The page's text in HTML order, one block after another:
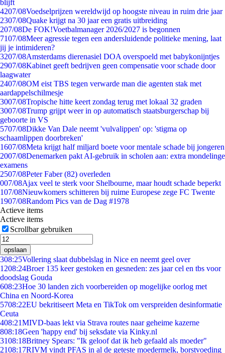
blijft
4207/08Voedselprijzen wereldwijd op hoogste niveau in ruim drie jaar
2307/08Quake krijgt na 30 jaar een gratis uitbreiding
207/08De FOK!Voetbalmanager 2026/2027 is begonnen
7107/08Meer agressie tegen een andersluidende politieke mening, laat
jij je intimideren?
3207/08Amsterdams dierenasiel DOA overspoeld met babykonijntjes
2907/08Kabinet geeft bedrijven geen compensatie voor schade door
laagwater
2407/08OM eist TBS tegen verwarde man die agenten stak met
aardappelschilmesje
3007/08Tropische hitte keert zondag terug met lokaal 32 graden
3007/08Trump grijpt weer in op automatisch staatsburgerschap bij
geboorte in VS
5707/08Dikke Van Dale neemt 'vulvalippen' op: 'stigma op
schaamlippen doorbreken'
1607/08Meta krijgt half miljard boete voor mentale schade bij jongeren
2007/08Denemarken pakt AI-gebruik in scholen aan: extra mondelinge
examens
2507/08Peter Faber (82) overleden
007/08Ajax veel te sterk voor Shelbourne, maar houdt schade beperkt
107/08Nieuwkomers schitteren bij ruime Europese zege FC Twente
1907/08Random Pics van de Dag #1978
Actieve items
Actieve items
Scrollbar gebruiken
opslaan
308:25Vollering slaat dubbelslag in Nice en neemt geel over
1208:24Broer 135 keer gestoken en gesneden: zes jaar cel en tbs voor
doodslag Gouda
608:23Hoe 30 landen zich voorbereiden op mogelijke oorlog met
China en Noord-Korea
5708:22EU bekritiseert Meta en TikTok om verspreiden desinformatie
Ceuta
408:21MIVD-baas lekt via Strava routes naar geheime kazerne
808:18Geen 'happy end' bij seksdate via Kinky.nl
3108:18Britney Spears: "Ik geloof dat ik heb gefaald als moeder"
2108:17RIVM vindt PFAS in al de geteste moedermelk, borstvoeding